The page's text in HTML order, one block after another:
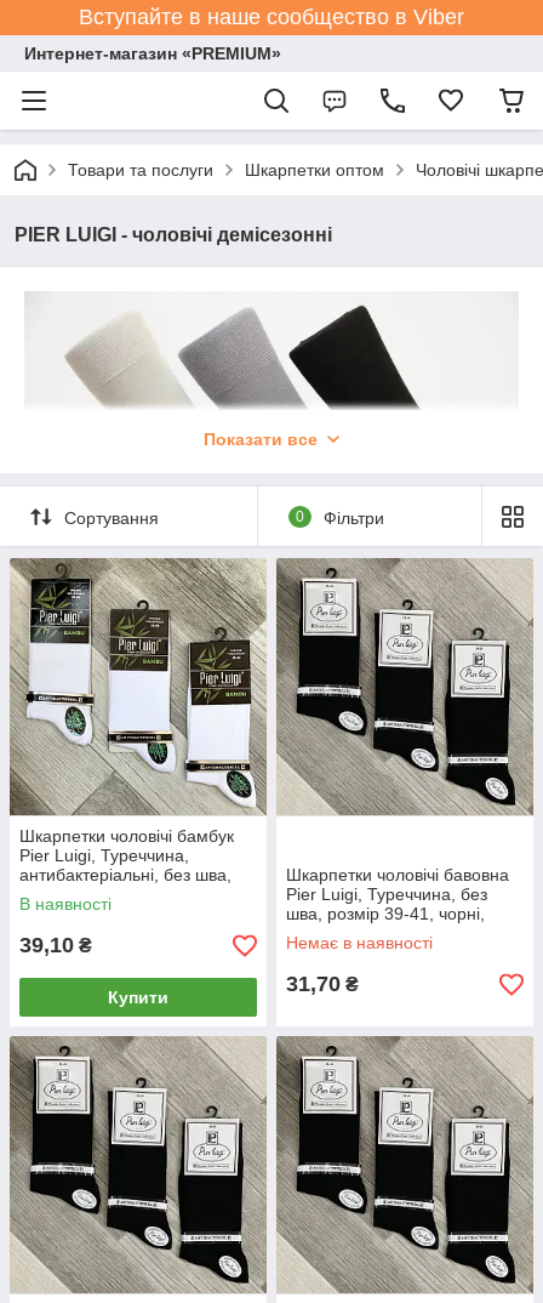
Вступайте в наше сообщество в Viber
Интернет-магазин «PREMIUM»
Товари та послуги Шкарпетки оптом Чоловічі
PIER LUIGI - чоловічі демісезонні
Показати все
Сортування 0 Фільтри
Шкарпетки чоловічі бамбук
Pier Luigi, Туреччина,
антибактеріальні, без шва,
розмір 38-40, білі, 02588
В наявності
39,10 ₴
Купити
Шкарпетки чоловічі бавовна
Pier Luigi, Туреччина, без
шва, розмір 39-41, чорні,
02574
Немає в наявності
31,70 ₴